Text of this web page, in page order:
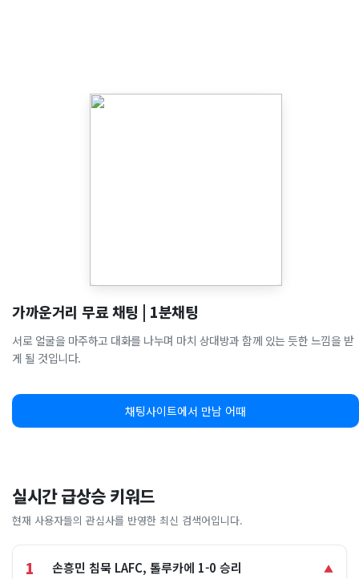
가까운거리 무료 채팅 | 1분채팅
서로 얼굴을 마주하고 대화를 나누며 마치 상대방과 함께 있는 듯한 느낌을 받
게 될 것입니다.
채팅사이트에서 만남 어때
실시간 급상승 키워드
현재 사용자들의 관심사를 반영한 최신 검색어입니다.
1 손흥민 침묵 LAFC, 톨루카에 1-0 승리 ▲